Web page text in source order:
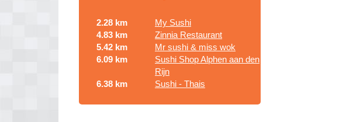
2.28 km
My Sushi
4.83 km
Zinnia Restaurant
5.42 km
Mr sushi & miss wok
6.09 km
Sushi Shop Alphen aan den
Rijn
6.38 km
Sushi - Thais